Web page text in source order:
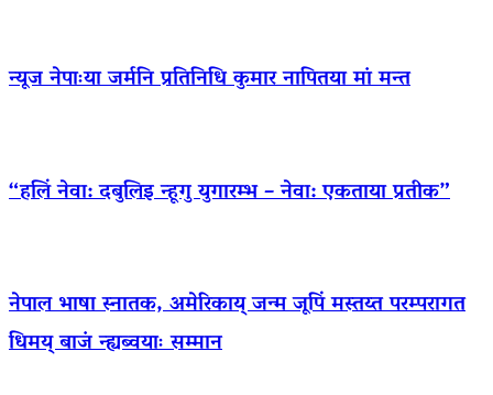
न्यूज नेपाःया जर्मनि प्रतिनिधि कुमार नापितया मां मन्त
“हलिं नेवा: दबुलिइ न्हूगु युगारम्भ – नेवा: एकताया प्रतीक”
नेपाल भाषा स्नातक, अमेरिकाय् जन्म जूपिं मस्तय्त परम्परागत
धिमय् बाजं न्ह्यब्वयाः सम्मान